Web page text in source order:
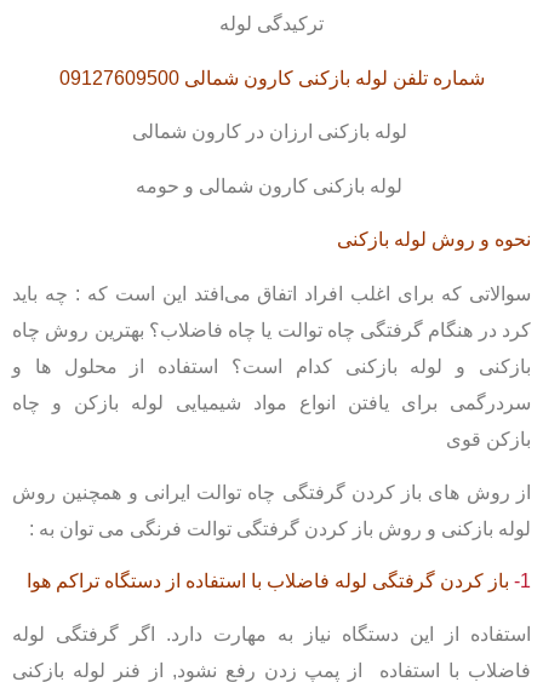
ترکیدگی لوله
شماره تلفن لوله بازکنی کارون شمالی 09127609500
لوله بازکنی ارزان در کارون شمالی
لوله بازکنی کارون شمالی و حومه
نحوه و روش لوله بازکنی
سوالاتی که برای اغلب افراد اتفاق می‌افتد این است که : چه باید
کرد در هنگام گرفتگی چاه توالت یا چاه فاضلاب؟ بهترین روش چاه
بازکنی و لوله بازکنی کدام است؟ استفاده از محلول ها و
سردرگمی برای یافتن انواع مواد شیمیایی لوله بازکن و چاه
بازکن قوی
از روش های باز کردن گرفتگی چاه توالت ایرانی و همچنین روش
لوله بازکنی و روش باز کردن گرفتگی توالت فرنگی می توان به :
1- باز کردن گرفتگی لوله فاضلاب با استفاده از دستگاه تراکم هوا
استفاده از این دستگاه نیاز به مهارت دارد. اگر گرفتگی لوله
فاضلاب با استفاده از پمپ زدن رفع نشود, از فنر لوله بازکنی